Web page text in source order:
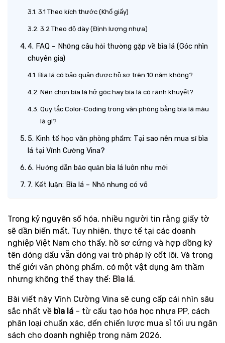
3.1 Theo kích thước (Khổ giấy)
3.2 Theo độ dày (Định lượng nhựa)
4. FAQ – Những câu hỏi thường gặp về bìa lá (Góc nhìn
chuyên gia)
Bìa lá có bảo quản được hồ sơ trên 10 năm không?
Nên chọn bìa lá hở góc hay bìa lá có rãnh khuyết?
Quy tắc Color-Coding trong văn phòng bằng bìa lá màu
là gì?
5. Kinh tế học văn phòng phẩm: Tại sao nên mua sỉ bìa
lá tại Vĩnh Cường Vina?
6. Hướng dẫn bảo quản bìa lá luôn như mới
7. Kết luận: Bìa lá – Nhỏ nhưng có võ
Trong kỷ nguyên số hóa, nhiều người tin rằng giấy tờ
sẽ dần biến mất. Tuy nhiên, thực tế tại các doanh
nghiệp Việt Nam cho thấy, hồ sơ cứng và hợp đồng ký
tên đóng dấu vẫn đóng vai trò pháp lý cốt lõi. Và trong
thế giới văn phòng phẩm, có một vật dụng âm thầm
nhưng không thể thay thế: Bìa lá.
Bài viết này Vĩnh Cường Vina sẽ cung cấp cái nhìn sâu
sắc nhất về bìa lá – từ cấu tạo hóa học nhựa PP, cách
phân loại chuẩn xác, đến chiến lược mua sỉ tối ưu ngân
sách cho doanh nghiệp trong năm 2026.